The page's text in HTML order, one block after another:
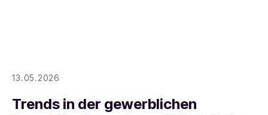
13.05.2026
Trends in der gewerblichen